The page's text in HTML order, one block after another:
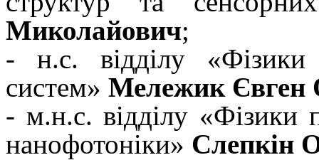
Миколайович;
- н.с. відділу «Фізики
систем» Мележик Євген
- м.н.с. відділу «Фізики
нанофотоніки» Слепкін